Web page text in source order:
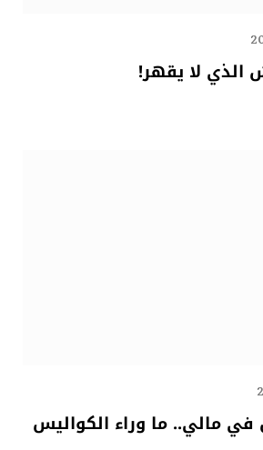
الذي لا يقهر!
مالي.. ما وراء الكواليس